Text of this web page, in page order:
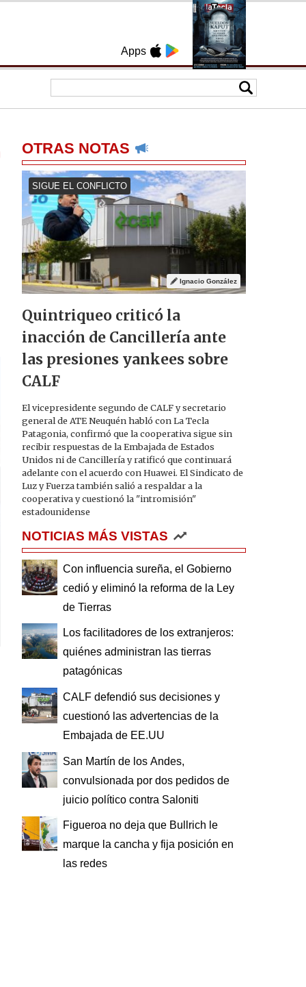
Apps
OTRAS NOTAS
SIGUE EL CONFLICTO
Ignacio González
Quintriqueo criticó la
inacción de Cancillería ante
las presiones yankees sobre
CALF
El vicepresidente segundo de CALF y secretario
general de ATE Neuquén habló con La Tecla
Patagonia, confirmó que la cooperativa sigue sin
recibir respuestas de la Embajada de Estados
Unidos ni de Cancillería y ratificó que continuará
adelante con el acuerdo con Huawei. El Sindicato de
Luz y Fuerza también salió a respaldar a la
cooperativa y cuestionó la "intromisión"
estadounidense
NOTICIAS MÁS VISTAS
Con influencia sureña, el Gobierno
cedió y eliminó la reforma de la Ley
de Tierras
Los facilitadores de los extranjeros:
quiénes administran las tierras
patagónicas
CALF defendió sus decisiones y
cuestionó las advertencias de la
Embajada de EE.UU
San Martín de los Andes,
convulsionada por dos pedidos de
juicio político contra Saloniti
Figueroa no deja que Bullrich le
marque la cancha y fija posición en
las redes